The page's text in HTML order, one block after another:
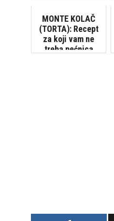
MONTE KOLAČ
(TORTA): Recept
za koji vam ne
treba pećnica